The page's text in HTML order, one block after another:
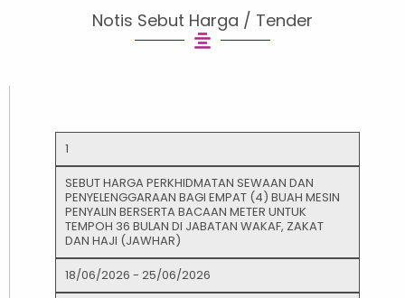
Notis Sebut Harga / Tender
1
SEBUT HARGA PERKHIDMATAN SEWAAN DAN
PENYELENGGARAAN BAGI EMPAT (4) BUAH MESIN
PENYALIN BERSERTA BACAAN METER UNTUK
TEMPOH 36 BULAN DI JABATAN WAKAF, ZAKAT
DAN HAJI (JAWHAR)
18/06/2026 - 25/06/2026